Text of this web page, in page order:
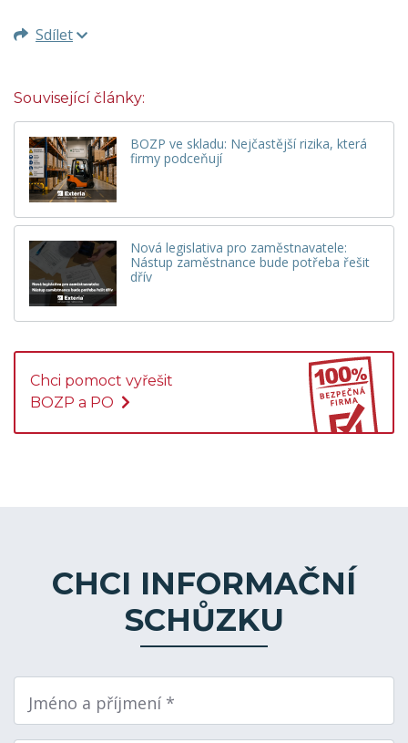
Sdílet
Související články:
BOZP ve skladu: Nejčastější rizika, která
firmy podceňují
Nová legislativa pro zaměstnavatele:
Nástup zaměstnance bude potřeba řešit
dřív
Chci pomoct vyřešit
BOZP a PO
CHCI INFORMAČNÍ
SCHŮZKU
Jméno a příjmení *